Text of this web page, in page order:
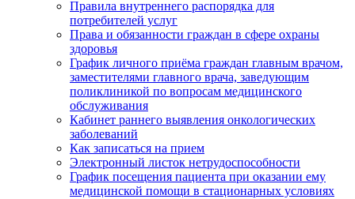
Правила внутреннего распорядка для
потребителей услуг
Права и обязанности граждан в сфере охраны
здоровья
График личного приёма граждан главным врачом,
заместителями главного врача, заведующим
поликлиникой по вопросам медицинского
обслуживания
Кабинет раннего выявления онкологических
заболеваний
Как записаться на прием
Электронный листок нетрудоспособности
График посещения пациента при оказании ему
медицинской помощи в стационарных условиях